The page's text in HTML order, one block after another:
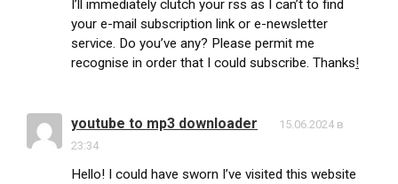
I’ll immediately clutch your rss as I can’t to find
your e-mail subscription link or e-newsletter
service. Do you’ve any? Please permit me
recognise in order that I could subscribe. Thanks!
youtube to mp3 downloader
15.06.2024 в
23:34
Hello! I could have sworn I’ve visited this website